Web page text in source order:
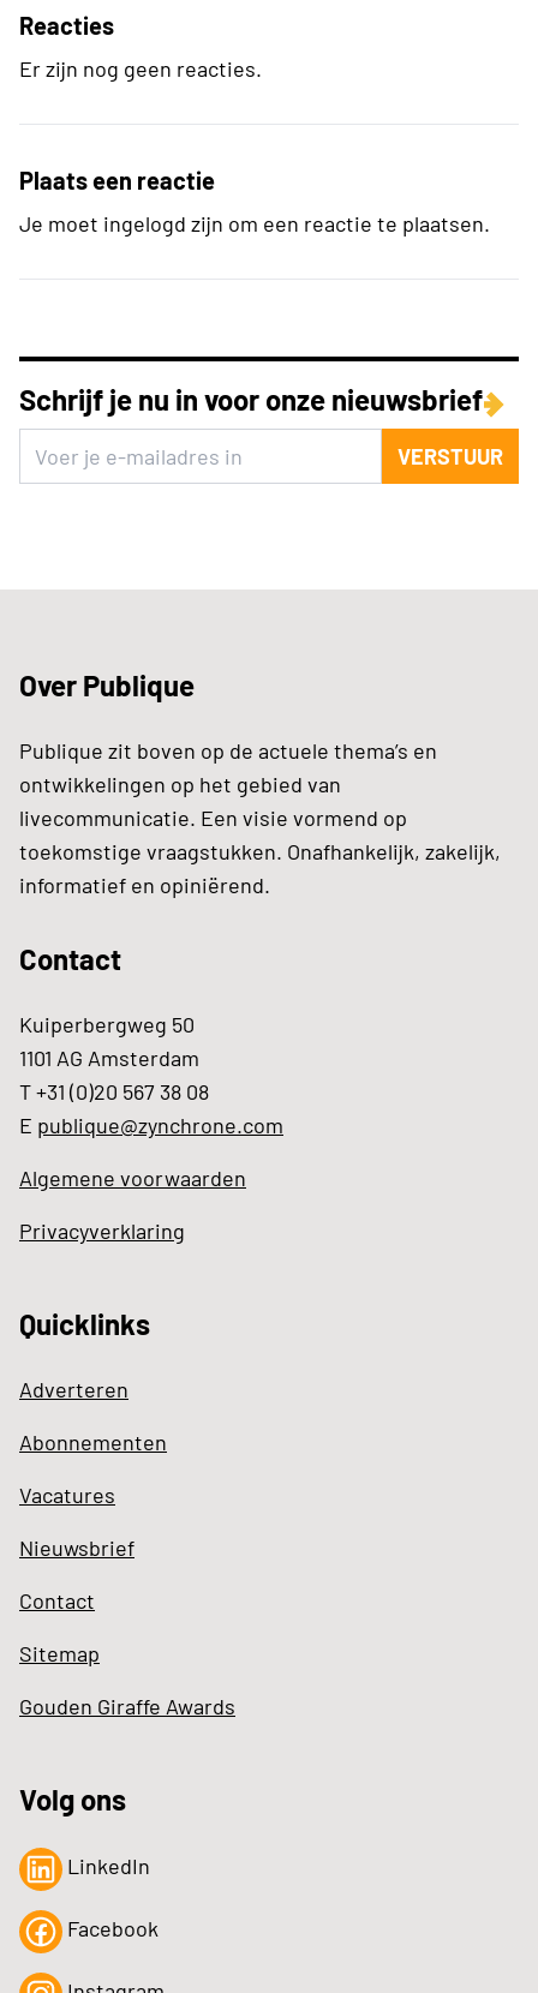
Reacties
Er zijn nog geen reacties.
Plaats een reactie
Je moet ingelogd zijn om een reactie te plaatsen.
Schrijf je nu in voor onze nieuwsbrief
VERSTUUR
Over Publique
Publique zit boven op de actuele thema’s en
ontwikkelingen op het gebied van
livecommunicatie. Een visie vormend op
toekomstige vraagstukken. Onafhankelijk, zakelijk,
informatief en opiniërend.
Contact
Kuiperbergweg 50
1101 AG Amsterdam
T +31 (0)20 567 38 08
E publique@zynchrone.com
Algemene voorwaarden
Privacyverklaring
Quicklinks
Adverteren
Abonnementen
Vacatures
Nieuwsbrief
Contact
Sitemap
Gouden Giraffe Awards
Volg ons
LinkedIn
Facebook